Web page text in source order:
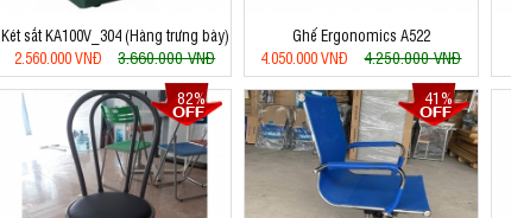
Két sắt KA100V_304 (Hàng trưng bày)
2.560.000 VNĐ
3.660.000 VNĐ
Ghế Ergonomics A522
4.050.000 VNĐ
4.250.000 VNĐ
82% 41%